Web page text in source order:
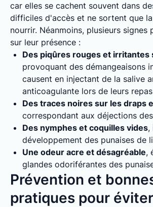
car elles se cachent souvent dans
difficiles d'accès et ne sortent que
nourrir. Néanmoins, plusieurs signes
sur leur présence :
Des piqûres rouges et irritantes
provoquant des démangeaisons
causent en injectant de la salive
anticoagulante lors de leurs
Des traces noires sur les draps
correspondant aux déjections
Des nymphes et coquilles vides,
développement des punaises de
Une odeur acre et désagréable,
glandes odoriférantes des
Prévention et
pratiques pour